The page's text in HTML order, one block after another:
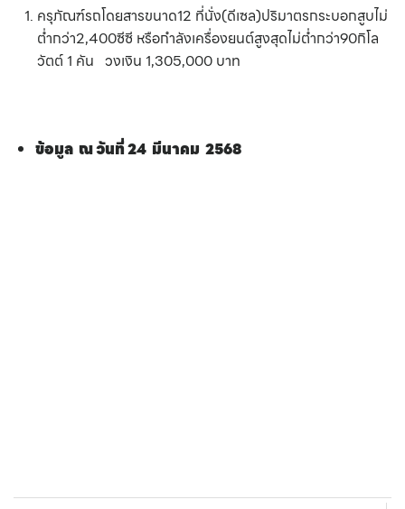
ครุภัณฑ์รถโดยสารขนาด12 ที่นั่ง(ดีเซล)ปริมาตรกระบอกสูบไม่
ต่ำกว่า2,400ซีซี หรือกำลังเครื่องยนต์สูงสุดไม่ต่ำกว่า90กิโล
วัตต์ 1 คัน วงเงิน 1,305,000 บาท
ข้อมูล ณ วันที่ 24 มีนาคม 2568